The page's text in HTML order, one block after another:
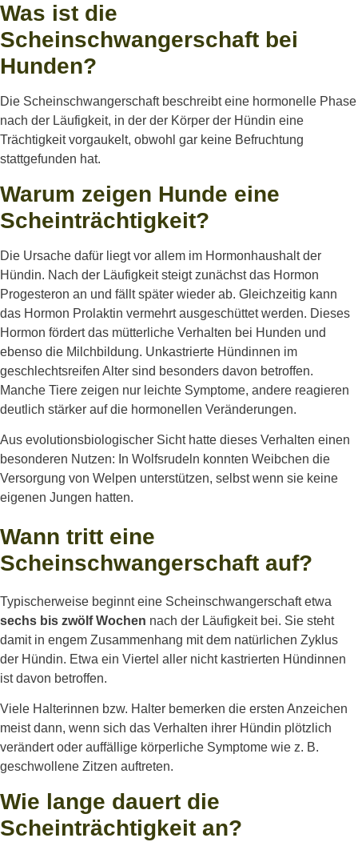
Was ist die
Scheinschwangerschaft bei
Hunden?
Die Scheinschwangerschaft beschreibt eine hormonelle Phase
nach der Läufigkeit, in der der Körper der Hündin eine
Trächtigkeit vorgaukelt, obwohl gar keine Befruchtung
stattgefunden hat.
Warum zeigen Hunde eine
Scheinträchtigkeit?
Die Ursache dafür liegt vor allem im Hormonhaushalt der
Hündin. Nach der Läufigkeit steigt zunächst das Hormon
Progesteron an und fällt später wieder ab. Gleichzeitig kann
das Hormon Prolaktin vermehrt ausgeschüttet werden. Dieses
Hormon fördert das mütterliche Verhalten bei Hunden und
ebenso die Milchbildung. Unkastrierte Hündinnen im
geschlechtsreifen Alter sind besonders davon betroffen.
Manche Tiere zeigen nur leichte Symptome, andere reagieren
deutlich stärker auf die hormonellen Veränderungen.
Aus evolutionsbiologischer Sicht hatte dieses Verhalten einen
besonderen Nutzen: In Wolfsrudeln konnten Weibchen die
Versorgung von Welpen unterstützen, selbst wenn sie keine
eigenen Jungen hatten.
Wann tritt eine
Scheinschwangerschaft auf?
Typischerweise beginnt eine Scheinschwangerschaft etwa
sechs bis zwölf Wochen nach der Läufigkeit bei. Sie steht
damit in engem Zusammenhang mit dem natürlichen Zyklus
der Hündin. Etwa ein Viertel aller nicht kastrierten Hündinnen
ist davon betroffen.
Viele Halterinnen bzw. Halter bemerken die ersten Anzeichen
meist dann, wenn sich das Verhalten ihrer Hündin plötzlich
verändert oder auffällige körperliche Symptome wie z. B.
geschwollene Zitzen auftreten.
Wie lange dauert die
Scheinträchtigkeit an?